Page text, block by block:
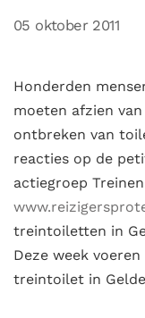
05 oktober 2011
Honderden
moeten afzien
ontbreken van
reacties op de
actiegroep
treintoiletten in
Deze week
treintoilet in